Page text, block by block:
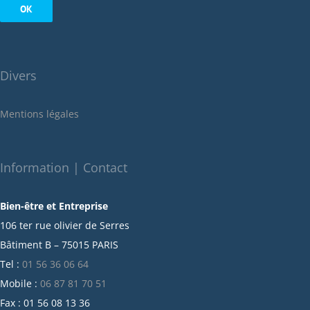
août 2022
mai 2022
décembre 2021
octobre 2021
juillet 2021
juin 2021
mai 2021
avril 2021
mars 2021
Divers
Mentions légales
Information | Contact
Bien-être et Entreprise
106 ter rue olivier de Serres
Bâtiment B – 75015 PARIS
Tel : 01 56 36 06 64
Mobile : 06 87 81 70 51
Fax : 01 56 08 13 36